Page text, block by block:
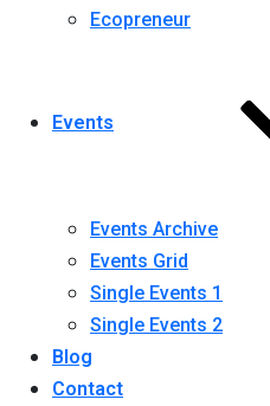
Ecopreneur
Events
Events Archive
Events Grid
Single Events 1
Single Events 2
Blog
Contact